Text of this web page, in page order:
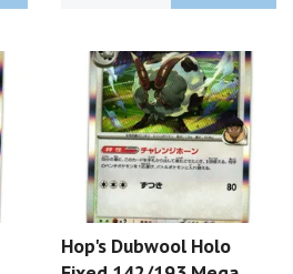
Hop's Dubwool Holo